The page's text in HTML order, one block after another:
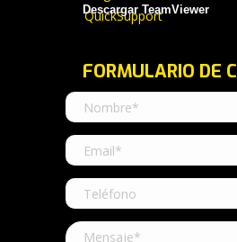
Descargar TeamViewer
FORMULARIO DE